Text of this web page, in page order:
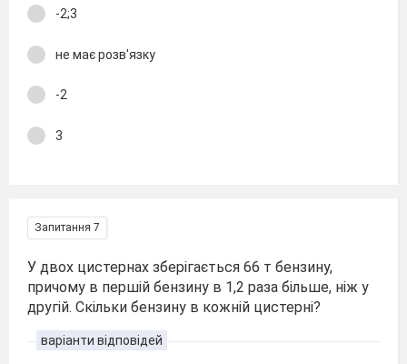
-2;3
не має розв'язку
-2
3
Запитання 7
У двох цистернах зберігається 66 т бензину,
причому в першій бензину в 1,2 раза більше, ніж у
другій. Скільки бензину в кожній цистерні?
варіанти відповідей